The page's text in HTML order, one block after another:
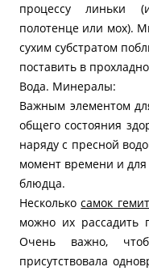
процессу линьки
полотенце или мох).
сухим субстратом
поставить в
Вода. Минералы:
Важным элементом
общего состояния
наряду с пресной
момент времени и для
блюдца.
Несколькосамок
можно их рассадить
Очень важно,
присутствовала